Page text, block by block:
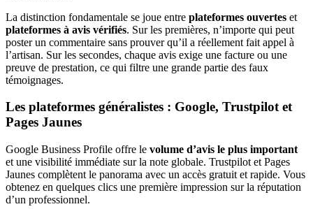
La distinction fondamentale se joue entre plateformes ouvertes et
plateformes à avis vérifiés. Sur les premières, n’importe qui peut
poster un commentaire sans prouver qu’il a réellement fait appel à
l’artisan. Sur les secondes, chaque avis exige une facture ou une
preuve de prestation, ce qui filtre une grande partie des faux
témoignages.
Les plateformes généralistes : Google, Trustpilot et
Pages Jaunes
Google Business Profile offre le volume d’avis le plus important
et une visibilité immédiate sur la note globale. Trustpilot et Pages
Jaunes complètent le panorama avec un accès gratuit et rapide. Vous
obtenez en quelques clics une première impression sur la réputation
d’un professionnel.